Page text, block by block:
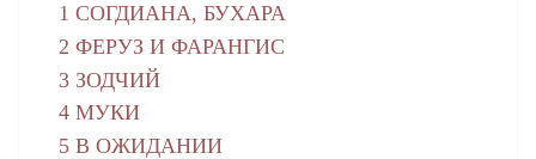
1 СОГДИАНА, БУХАРА
2 ФЕРУЗ И ФАРАНГИС
3 ЗОДЧИЙ
4 МУКИ
5 В ОЖИДАНИИ